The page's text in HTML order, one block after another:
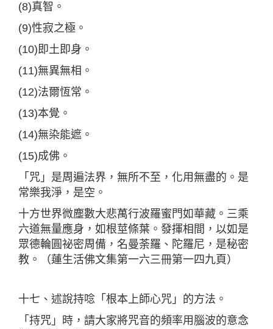
(8)真智。
(9)性寂之極。
(10)即土即身。
(11)無異無相。
(12)法爾恆常。
(13)本覺。
(14)無染能遮。
(15)成佛。
「咒」是周遍法界，無所不至，化用無盡的。是
常樂我淨，是空。
十方世界微塵數大悲萬行波羅蜜門如華藏。三乘
六道無量應身，如根莖條葉。發揮相間，以如是
眾德輪圓祕密周備，名曼荼羅、陀羅尼，是秘密
教。（蓮生活佛文集第一六三冊第一四九頁）
十七、述說持唸「根本上師心咒」的方法。
「持咒」時，請大家將咒音的頻率用腦波的意念